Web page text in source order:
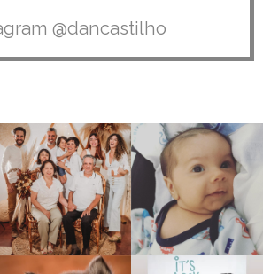
@dancastilho